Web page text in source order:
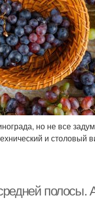
но не все
и столовый
полосы.